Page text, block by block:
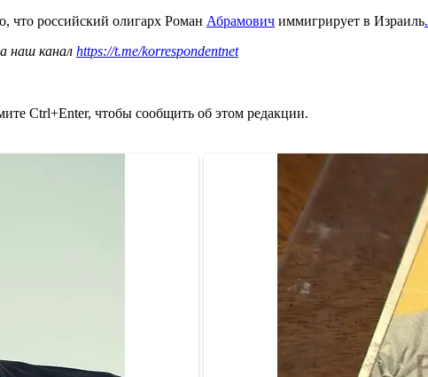
что российский олигарх Роман Абрамович иммигрирует в Израиль.
наш канал https://t.me/korrespondentnet
Ctrl+Enter, чтобы сообщить об этом редакции.